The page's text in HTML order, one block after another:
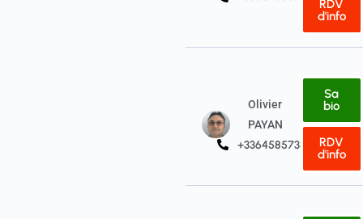
RDV
d'info
Olivier
PAYAN
+33645857380
Sa
bio
RDV
d'info